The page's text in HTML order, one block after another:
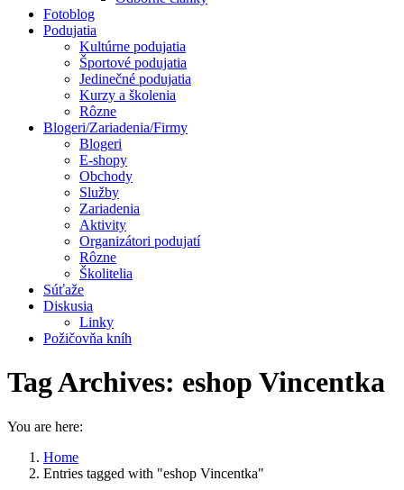
Fotoblog
Podujatia
Kultúrne podujatia
Športové podujatia
Jedinečné podujatia
Kurzy a školenia
Rôzne
Blogeri/Zariadenia/Firmy
Blogeri
E-shopy
Obchody
Služby
Zariadenia
Aktivity
Organizátori podujatí
Rôzne
Školitelia
Súťaže
Diskusia
Linky
Požičovňa kníh
Tag Archives: eshop Vincentka
You are here:
Home
Entries tagged with "eshop Vincentka"